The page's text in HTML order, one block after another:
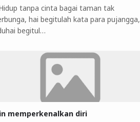
tanpa cinta bagai taman tak
hai begitulah kata para pujangga,
begitul…
memperkenalkan diri